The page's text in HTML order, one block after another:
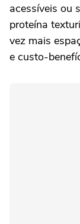
acessíveis ou
proteína
vez mais
e custo-